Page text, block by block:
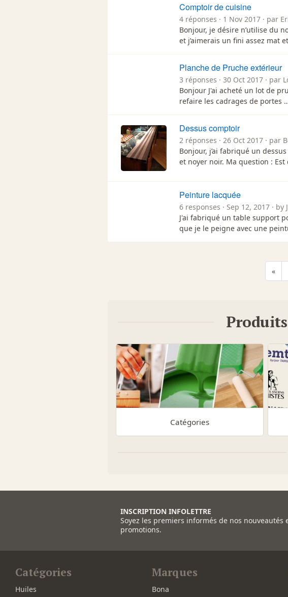
Comptoir de cuisine
4 réponses · 1 Nov 2017 · par
Bonjour, je désire n’utilise du
et j’aimerais un fini assez mat
Planche de Pruche extérieur
3 réponses · 30 Oct 2017 · par
Bonjour J'ai acheté un lot de
refaire les cadrages de portes
Dessus comptoir
2 réponses · 26 Oct 2017 · par
Bonjour, j’ai fabriqué un
et noyer noir. Ma question : Est
Peinture lacquée
6 responses · Sep 12, 2017 · by
J'ai fabriqué un table support
que je le peigne avec une
«
Catégories
INSCRIPTION INFOLETTRE
Soyez les premiers informés de nos nouveautés
promotions.
Catégories
Huiles
Marques
Bona